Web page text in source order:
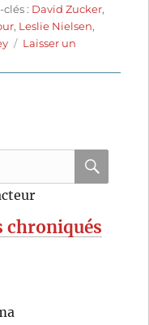
clés : David Zucker,
, Leslie Nielsen,
Laisser un
chroniqués